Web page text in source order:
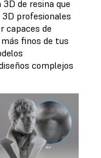
de resina que
profesionales
capaces de
finos de tus
complejos